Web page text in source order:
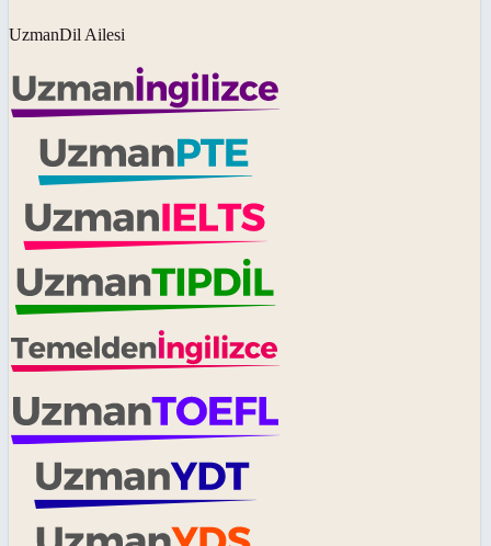
UzmanDil Ailesi